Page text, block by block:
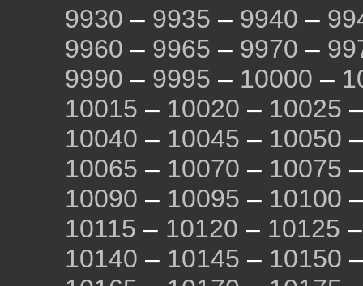
9930 – 9935 – 9940 –
9960 – 9965 – 9970 –
9990 – 9995 – 10000 –
10015 – 10020 – 10025
10040 – 10045 – 10050
10065 – 10070 – 10075
10090 – 10095 – 10100
10115 – 10120 – 10125
10140 – 10145 – 10150